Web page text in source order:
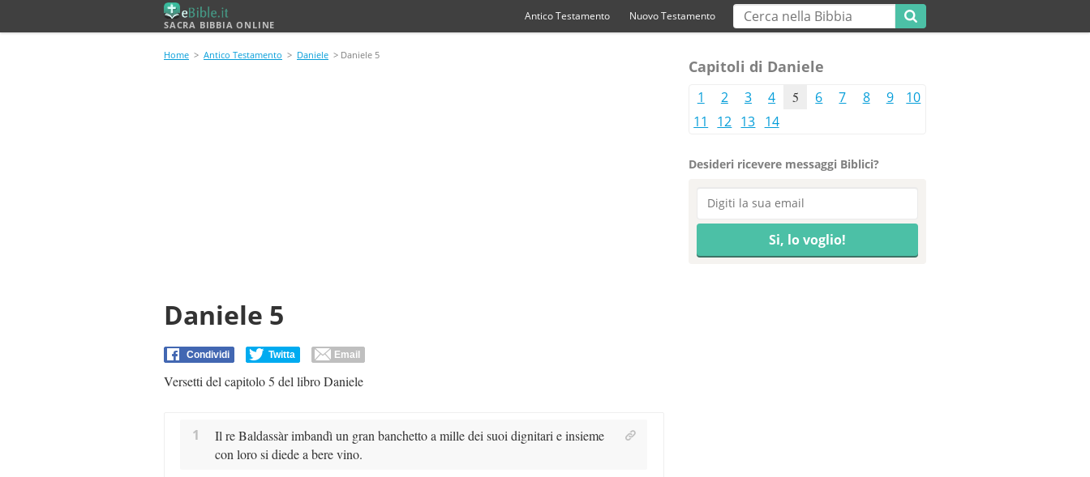
SACRA BIBBIA ONLINE
Antico Testamento Nuovo Testamento
Home > Antico Testamento > Daniele > Daniele 5
Daniele 5
Condividi Twitta Email
Versetti del capitolo 5 del libro Daniele
1
Il re Baldassàr imbandì un gran banchetto a mille dei suoi dignitari e insieme
con loro si diede a bere vino.
Capitoli di Daniele
1 2 3 4 5 6 7 8 9
10
11
12 13 14
Desideri ricevere messaggi Biblici?